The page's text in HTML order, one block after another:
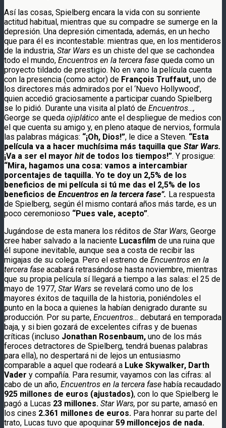
Así las cosas, Spielberg encara la vida con su sonriente
actitud habitual, mientras que su compadre se sumerge en la
depresión. Una depresión cimentada, además, en un hecho
que para él es incontestable: mientras que, en los mentideros
de la industria, Star Wars es un chiste del que se cachondea
todo el mundo, Encuentros en la tercera fase queda como un
proyecto tildado de prestigio. No en vano la película cuenta
con la presencia (como actor) de François Truffaut, uno de
los directores más admirados por el ‘Nuevo Hollywood’,
quien accedió graciosamente a participar cuando Spielberg
se lo pidió. Durante una visita al plató de Encuentros…,
George se queda ojiplático ante el despliegue de medios con
el que cuenta su amigo y, en pleno ataque de nervios, formula
las palabras mágicas: “¡Oh, Dios!”, le dice a Steven. “Esta
película va a hacer muchísima más taquilla que Star Wars.
¡Va a ser el mayor hit de todos los tiempos!”. Y prosigue:
“Mira, hagamos una cosa: vamos a intercambiar
porcentajes de taquilla. Yo te doy un 2,5% de los
beneficios de mi película si tú me das el 2,5% de los
beneficios de Encuentros en la tercera fase”. La respuesta
de Spielberg, según él mismo contará años más tarde, es un
poco ceremonioso “Pues vale, acepto”.
Jugándose de esta manera los réditos de Star Wars, George
cree haber salvado a la naciente Lucasfilm de una ruina que
él supone inevitable, aunque sea a costa de recibir las
migajas de su colega. Pero el estreno de Encuentros en la
tercera fase acabará retrasándose hasta noviembre, mientras
que su propia película sí llegará a tiempo a las salas: el 25 de
mayo de 1977, Star Wars se revelará como uno de los
mayores éxitos de taquilla de la historia, poniéndoles el
punto en la boca a quienes la habían denigrado durante su
producción. Por su parte, Encuentros… debutará en temporada
baja, y si bien gozará de excelentes cifras y de buenas
críticas (incluso Jonathan Rosenbaum, uno de los más
feroces detractores de Spielberg, tendrá buenas palabras
para ella), no despertará ni de lejos un entusiasmo
comparable a aquel que rodeará a Luke Skywalker, Darth
Vader y compañía. Para resumir, vayamos con las cifras: al
cabo de un año, Encuentros en la tercera fase había recaudado
925 millones de euros (ajustados), con lo que Spielberg le
pagó a Lucas 23 millones. Star Wars, por su parte, amasó en
los cines 2.361 millones de euros. Para honrar su parte del
trato, Lucas tuvo que apoquinar 59 milloncejos de nada.